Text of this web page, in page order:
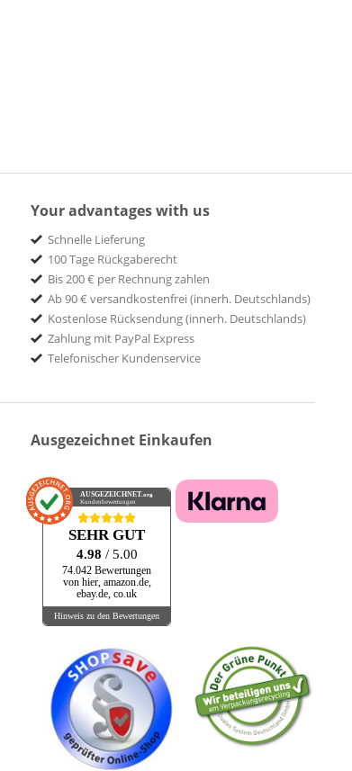
Your advantages with us
Schnelle Lieferung
100 Tage Rückgaberecht
Bis 200 € per Rechnung zahlen
Ab 90 € versandkostenfrei (innerh. Deutschlands)
Kostenlose Rücksendung (innerh. Deutschlands)
Zahlung mit PayPal Express
Telefonischer Kundenservice
Ausgezeichnet Einkaufen
AUSGEZEICHNET.org
Kundenbewertungen
SEHR GUT
4.98 / 5.00
74.042 Bewertungen
von hier, amazon.de,
ebay.de, co.uk
Hinweis zu den Bewertungen